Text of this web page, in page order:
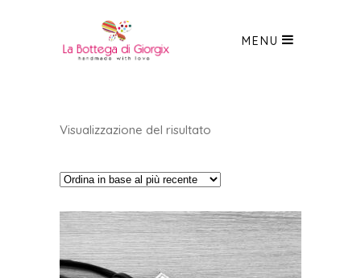
MENU
Visualizzazione del risultato